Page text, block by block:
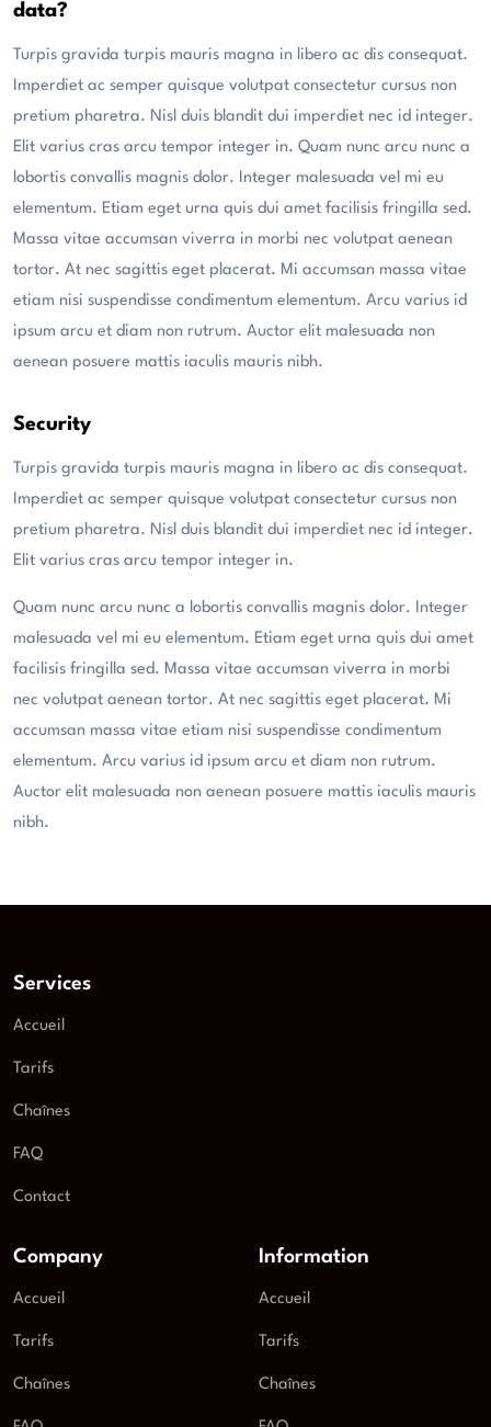
data?
Turpis gravida turpis mauris magna in libero ac dis consequat.
Imperdiet ac semper quisque volutpat consectetur cursus non
pretium pharetra. Nisl duis blandit dui imperdiet nec id integer.
Elit varius cras arcu tempor integer in. Quam nunc arcu nunc a
lobortis convallis magnis dolor. Integer malesuada vel mi eu
elementum. Etiam eget urna quis dui amet facilisis fringilla sed.
Massa vitae accumsan viverra in morbi nec volutpat aenean
tortor. At nec sagittis eget placerat. Mi accumsan massa vitae
etiam nisi suspendisse condimentum elementum. Arcu varius id
ipsum arcu et diam non rutrum. Auctor elit malesuada non
aenean posuere mattis iaculis mauris nibh.
Security
Turpis gravida turpis mauris magna in libero ac dis consequat.
Imperdiet ac semper quisque volutpat consectetur cursus non
pretium pharetra. Nisl duis blandit dui imperdiet nec id integer.
Elit varius cras arcu tempor integer in.
Quam nunc arcu nunc a lobortis convallis magnis dolor. Integer
malesuada vel mi eu elementum. Etiam eget urna quis dui amet
facilisis fringilla sed. Massa vitae accumsan viverra in morbi
nec volutpat aenean tortor. At nec sagittis eget placerat. Mi
accumsan massa vitae etiam nisi suspendisse condimentum
elementum. Arcu varius id ipsum arcu et diam non rutrum.
Auctor elit malesuada non aenean posuere mattis iaculis mauris
nibh.
Services
Accueil
Tarifs
Chaînes
FAQ
Contact
Company
Accueil
Tarifs
Chaînes
Information
Accueil
Tarifs
Chaînes